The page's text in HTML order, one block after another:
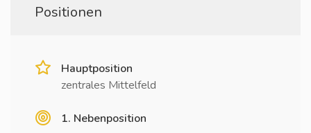
Positionen
Hauptposition
zentrales Mittelfeld
1. Nebenposition